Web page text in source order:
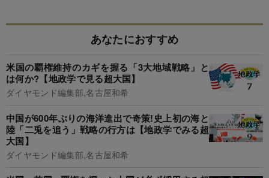
あなたにおすすめ
米国の覇権維持のカギを握る「3大地域戦略」と
は何か?【地政学で見る超大国】
ダイヤモンド編集部,名古屋和希
中国が600年ぶりの海洋進出で奇策!史上初の海と
陸「二兎を追う」戦略の行方は【地政学でみる超
大国】
ダイヤモンド編集部,名古屋和希